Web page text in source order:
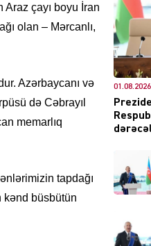
çayı boyu İran
olan – Mərcanlı,
Azərbaycanı və
də Cəbrayıl
memarlıq
tapdağı
kənd büsbütün
DÜNYA
ŞOU-
01.08.2026